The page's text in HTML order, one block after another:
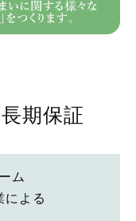
期保証
ム
による